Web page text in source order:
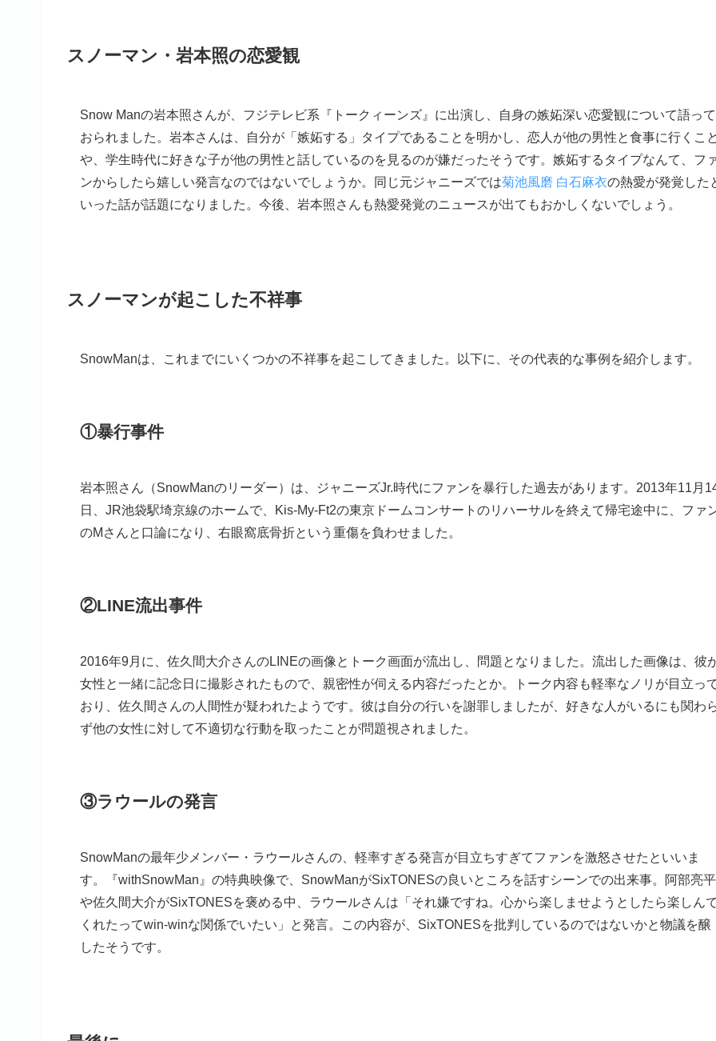
スノーマン・岩本照の恋愛観
Snow Manの岩本照さんが、フジテレビ系『トークィーンズ』に出演し、自身の嫉妬深い恋愛観について語って
おられました。岩本さんは、自分が「嫉妬する」タイプであることを明かし、恋人が他の男性と食事に行くこと
や、学生時代に好きな子が他の男性と話しているのを見るのが嫌だったそうです。嫉妬するタイプなんて、フ
ンからしたら嬉しい発言なのではないでしょうか。同じ元ジャニーズでは菊池風磨 白石麻衣の熱愛が発覚した
いった話が話題になりました。今後、岩本照さんも熱愛発覚のニュースが出てもおかしくないでしょう。
スノーマンが起こした不祥事
SnowManは、これまでにいくつかの不祥事を起こしてきました。以下に、その代表的な事例を紹介します。
①暴行事件
岩本照さん（SnowManのリーダー）は、ジャニーズJr.時代にファンを暴行した過去があります。2013年11月
日、JR池袋駅埼京線のホームで、Kis-My-Ft2の東京ドームコンサートのリハーサルを終えて帰宅途中に、ファ
のMさんと口論になり、右眼窩底骨折という重傷を負わせました。
②LINE流出事件
2016年9月に、佐久間大介さんのLINEの画像とトーク画面が流出し、問題となりました。流出した画像は、彼
女性と一緒に記念日に撮影されたもので、親密性が伺える内容だったとか。トーク内容も軽率なノリが目立っ
おり、佐久間さんの人間性が疑われたようです。彼は自分の行いを謝罪しましたが、好きな人がいるにも関わ
ず他の女性に対して不適切な行動を取ったことが問題視されました。
③ラウールの発言
SnowManの最年少メンバー・ラウールさんの、軽率すぎる発言が目立ちすぎてファンを激怒させたといいま
す。『withSnowMan』の特典映像で、SnowManがSixTONESの良いところを話すシーンでの出来事。阿部亮平
や佐久間大介がSixTONESを褒める中、ラウールさんは「それ嫌ですね。心から楽しませようとしたら楽しん
くれたってwin-winな関係でいたい」と発言。この内容が、SixTONESを批判しているのではないかと物議を醸
したそうです。